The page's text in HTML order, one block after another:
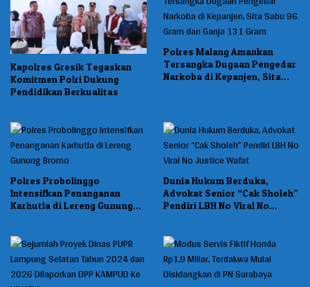
Kapolres Gresik Tegaskan
Komitmen Polri Dukung
Pendidikan Berkualitas
Polres Malang Amankan
Tersangka Dugaan Pengedar
Narkoba di Kepanjen, Sita
Polres Probolinggo
Intensifkan Penanganan
Karhutla di Lereng Gunung
Dunia Hukum Berduka,
Advokat Senior “Cak Sholeh”
Pendiri LBH No Viral No